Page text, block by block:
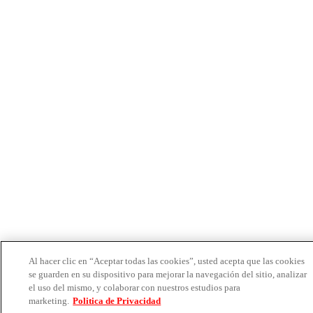
Al hacer clic en “Aceptar todas las cookies”, usted acepta que las cookies
se guarden en su dispositivo para mejorar la navegación del sitio, analizar
el uso del mismo, y colaborar con nuestros estudios para
marketing. Politica de Privacidad